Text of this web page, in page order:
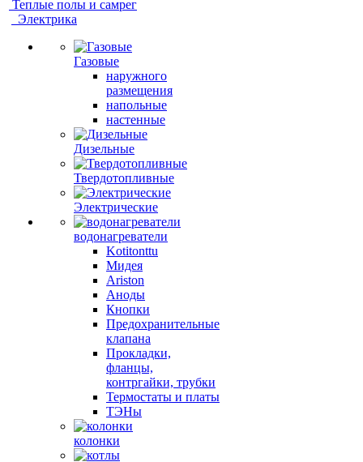
Теплые полы и самрег
Электрика
Газовые
наружного
размещения
напольные
настенные
Дизельные
Твердотопливные
Электрические
водонагреватели
Kotitonttu
Мидея
Ariston
Аноды
Кнопки
Предохранительные
клапана
Прокладки,
фланцы,
контргайки, трубки
Термостаты и платы
ТЭНы
колонки